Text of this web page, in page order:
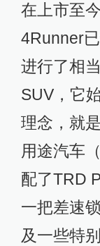
在上市至
4Runner
进行了相
SUV，它
理念，就
用途汽车
配了TRD
一把差速
及一些特